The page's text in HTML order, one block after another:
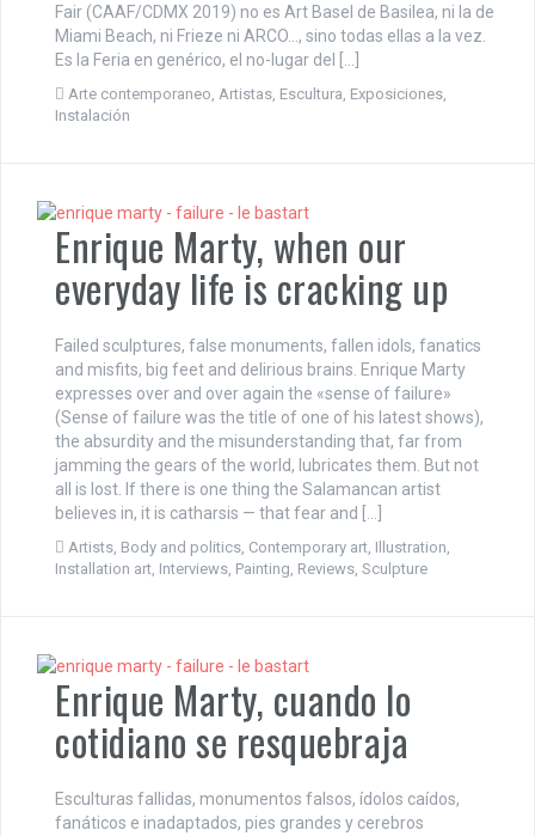
Fair (CAAF/CDMX 2019) no es Art Basel de Basilea, ni la de
Miami Beach, ni Frieze ni ARCO…, sino todas ellas a la vez.
Es la Feria en genérico, el no-lugar del […]
Arte contemporaneo Artistas Escultura Exposiciones
Instalación
Enrique Marty, when our
everyday life is cracking up
Failed sculptures, false monuments, fallen idols, fanatics
and misfits, big feet and delirious brains. Enrique Marty
expresses over and over again the «sense of failure»
(Sense of failure was the title of one of his latest shows),
the absurdity and the misunderstanding that, far from
jamming the gears of the world, lubricates them. But not
all is lost. If there is one thing the Salamancan artist
believes in, it is catharsis — that fear and […]
Artists, Body and politics, Contemporary art, Illustration,
Installation art, Interviews, Painting, Reviews, Sculpture
Enrique Marty, cuando lo
cotidiano se resquebraja
Esculturas fallidas, monumentos falsos, ídolos caídos,
fanáticos e inadaptados, pies grandes y cerebros